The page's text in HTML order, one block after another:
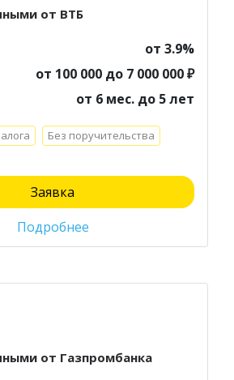
от ВТБ
от 3.9%
от 100 000 до 7 000 000 ₽
от 6 мес. до 5 лет
Без поручительства
Заявка
Подробнее
от Газпромбанка